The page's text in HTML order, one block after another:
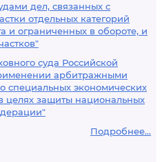
дел, связанных с
отдельных категорий
и ограниченных в обороте, и
суда Российской
арбитражными
специальных экономических
целях защиты национальных
Подробнее...